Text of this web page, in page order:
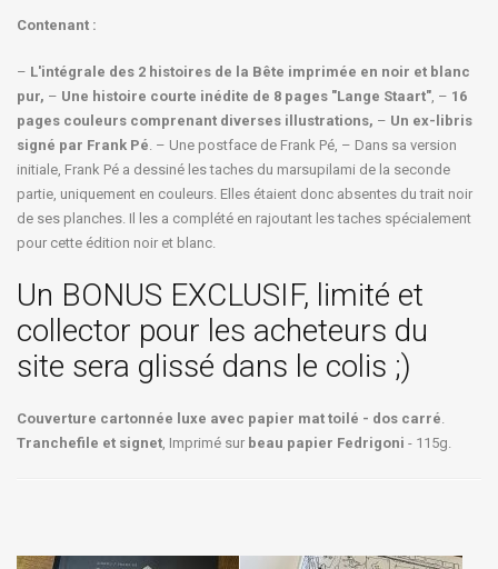
Contenant :
– L'intégrale des 2 histoires de la Bête imprimée en noir et blanc
pur, – Une histoire courte inédite de 8 pages "Lange Staart", – 16
pages couleurs comprenant diverses illustrations, – Un ex-libris
signé par Frank Pé. – Une postface de Frank Pé, – Dans sa version
initiale, Frank Pé a dessiné les taches du marsupilami de la seconde
partie, uniquement en couleurs. Elles étaient donc absentes du trait noir
de ses planches. Il les a complété en rajoutant les taches spécialement
pour cette édition noir et blanc.
Un BONUS EXCLUSIF, limité et
collector pour les acheteurs du
site sera glissé dans le colis ;)
Couverture cartonnée luxe avec papier mat toilé - dos carré.
Tranchefile et signet, Imprimé sur beau papier Fedrigoni - 115g.